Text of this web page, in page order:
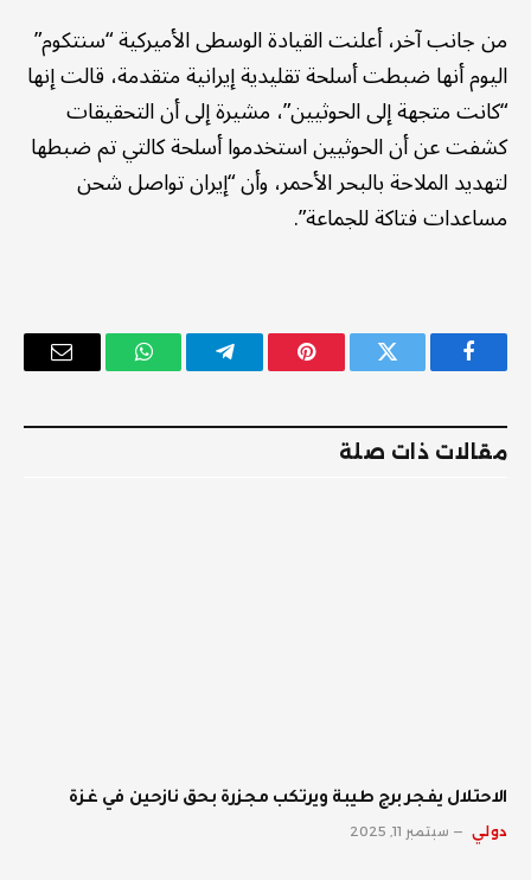
من جانب آخر، أعلنت القيادة الوسطى الأميركية “سنتكوم”
اليوم أنها ضبطت أسلحة تقليدية إيرانية متقدمة، قالت إنها
“كانت متجهة إلى الحوثيين”، مشيرة إلى أن التحقيقات
كشفت عن أن الحوثيين استخدموا أسلحة كالتي تم ضبطها
لتهديد الملاحة بالبحر الأحمر، وأن “إيران تواصل شحن
مساعدات فتاكة للجماعة”.
فيسبوك تويتر بينتيريستتيلقرام واتساب
البريد
مقالات ذات صلة
الاحتلال يفجر برج طيبة ويرتكب مجزرة بحق نازحين في غزة
دولي سبتمبر 11, 2025